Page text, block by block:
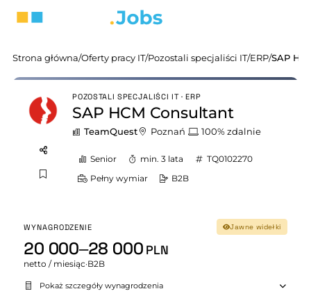
Strona główna/Oferty pracy IT/Pozostali specjaliści IT/ERP/SAP
POZOSTALI SPECJALIŚCI IT · ERP
SAP HCM Consultant
TeamQuest Poznań 100% zdalnie
Senior min. 3 lata
TQ0102270
Pełny wymiar
B2B
WYNAGRODZENIE Jawne widełki
20 000–28 000 PLN
netto / miesiąc·B2B
Pokaż szczegóły wynagrodzenia